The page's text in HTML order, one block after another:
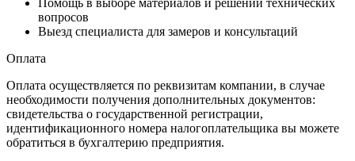
вопросов
Выезд специалиста для замеров и консультаций
Оплата
Оплата осуществляется по реквизитам компании, в случае
необходимости получения дополнительных документов:
свидетельства о государственной регистрации,
идентификационного номера налогоплательщика вы можете
обратиться в бухгалтерию предприятия.